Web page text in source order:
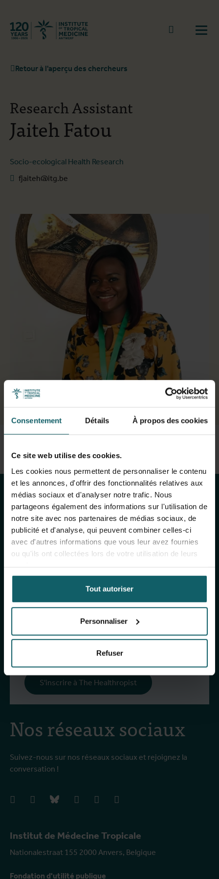
Consentement Détails À propos des cookies
Ce site web utilise des cookies.
Les cookies nous permettent de personnaliser le contenu
et les annonces, d'offrir des fonctionnalités relatives aux
médias sociaux et d'analyser notre trafic. Nous
partageons également des informations sur l'utilisation de
notre site avec nos partenaires de médias sociaux, de
publicité et d'analyse, qui peuvent combiner celles-ci
avec d'autres informations que vous leur avez fournies
ou qu'ils ont collectées lors de votre utilisation de leurs
Tout autoriser
Personnaliser
Refuser
Retourner à la page d'accueil
go to
Retour à l'aperçu des chercheurs
Jaiteh Fatou
Research Assistant
Socio-ecological Health Research
fjaiteh@itg.be
Sélectionner un onglet
View full fingerprint
Voir la liste complète des projéts
Institut de Médecine Tropicale
Nationalestraat 155 2000 Anvers, Belgique
Fondation d'utilité publique
Nos réseaux sociaux
Suivez-nous sur nos réseaux sociaux et rejoignez la
conversation !
facebookinstagrambluesky linkedIn youtube
Restez au courant
des activités de
l'IMT
Inscrivez-vous à notre newsletter générale
(mensuelle) et à The Healthropist (bimestrielle),
notre newsletter dédiée à la collecte de fonds,
pour recevoir des informations sur nos
recherches, nos projets, nos idées, nos
événements à venir, nos formations, et bien plus
S'inscrire à notre newsletter générale
S'inscrire à The Healthropist